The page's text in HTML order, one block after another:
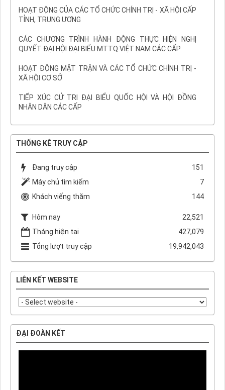
HOẠT ĐỘNG CỦA CÁC TỔ CHỨC CHÍNH TRỊ - XÃ HỘI CẤP
TỈNH, TRUNG ƯƠNG
CÁC CHƯƠNG TRÌNH HÀNH ĐỘNG THỰC HIỆN NGHỊ
QUYẾT ĐẠI HỘI ĐẠI BIỂU MTTQ VIỆT NAM CÁC CẤP
HOẠT ĐỘNG MẶT TRẬN VÀ CÁC TỔ CHỨC CHÍNH TRỊ -
XÃ HỘI CƠ SỞ
TIẾP XÚC CỬ TRI ĐẠI BIỂU QUỐC HỘI VÀ HỘI ĐỒNG
NHÂN DÂN CÁC CẤP
THỐNG KÊ TRUY CẬP
Đang truy cập
151
Máy chủ tìm kiếm
7
Khách viếng thăm
144
Hôm nay
22,521
Tháng hiện tại
427,079
Tổng lượt truy cập
19,942,043
LIÊN KẾT WEBSITE
ĐẠI ĐOÀN KẾT